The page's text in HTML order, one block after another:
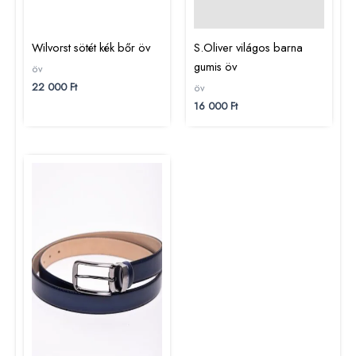
Wilvorst sötét kék bőr öv
öv
22 000Ft
S.Oliver világos barna
gumis öv
öv
16 000Ft